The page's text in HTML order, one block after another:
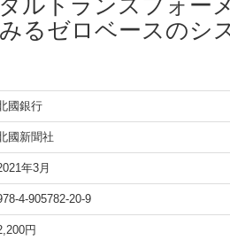
ルトランスフォー
るゼロベースのシ
國銀行
國新聞社
年3月
4-905782-20-9
円